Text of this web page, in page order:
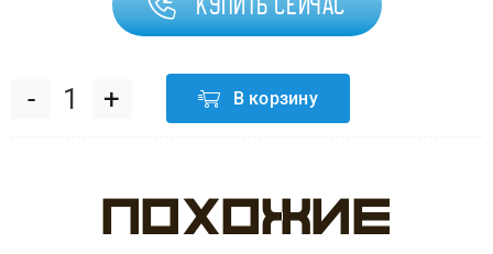
Количество
Свеча
В корзину
Похожие